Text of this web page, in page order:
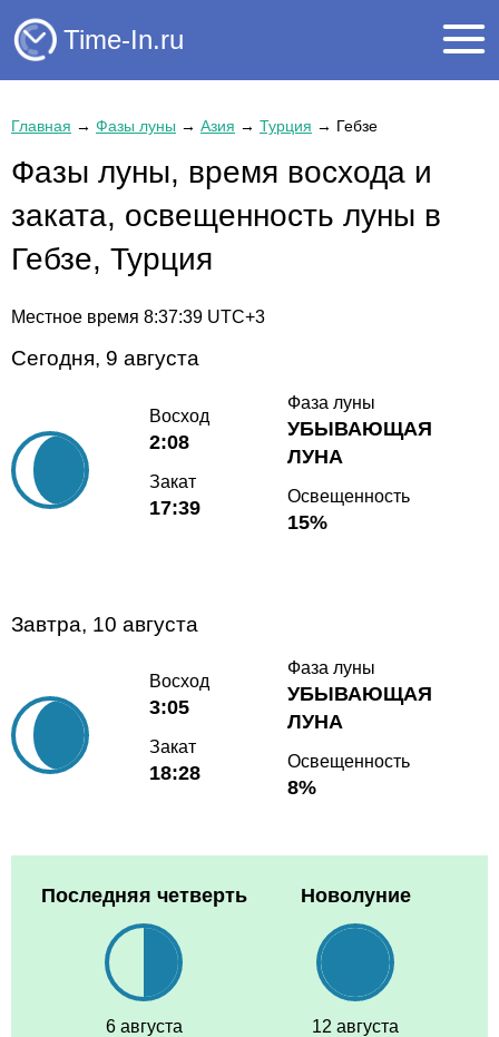
Time-In.ru
Главная → Фазы луны → Азия → Турция → Гебзе
Фазы луны, время восхода и
заката, освещенность луны в
Гебзе, Турция
Местное время 8:37:39 UTC+3
Сегодня, 9 августа
Восход
2:08
Закат
17:39
Фаза луны
УБЫВАЮЩАЯ
ЛУНА
Освещенность
15%
Завтра, 10 августа
Восход
3:05
Закат
18:28
Фаза луны
УБЫВАЮЩАЯ
ЛУНА
Освещенность
8%
Последняя четверть
6 августа
Новолуние
12 августа